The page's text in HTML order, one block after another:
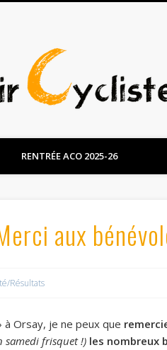
RENTRÉE ACO 2025-26
aux
Résultats
Orsay, je ne peux que
samedi frisquet !) les nombreux